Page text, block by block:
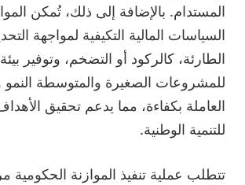
المستدام. بالإضافة إلى ذلك، تُمكن
السياسات المالية التكيفية لمواجهة
الطارئة، كالركود أو التضخم، وتوفير
للمشروعات الصغيرة والمتوسطة
العاملة بكفاءة، مما يدعم تحقيق
للتنمية الوطنية.
تتطلب عملية تنفيذ الموازنة الحكومية